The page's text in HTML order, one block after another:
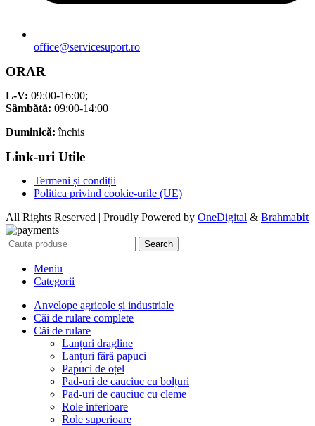
office@servicesuport.ro
ORAR
L-V: 09:00-16:00;
Sâmbătă: 09:00-14:00
Duminică: închis
Link-uri Utile
Termeni și condiții
Politica privind cookie-urile (UE)
All Rights Reserved | Proudly Powered by OneDigital & Brahmabit
Search
Meniu
Categorii
Anvelope agricole și industriale
Căi de rulare complete
Căi de rulare
Lanțuri dragline
Lanțuri fără papuci
Papuci de oțel
Pad-uri de cauciuc cu bolțuri
Pad-uri de cauciuc cu cleme
Role inferioare
Role superioare